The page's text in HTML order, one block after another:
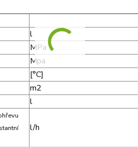
l
MPa
Mpa
[°C]
m2
l
l/h